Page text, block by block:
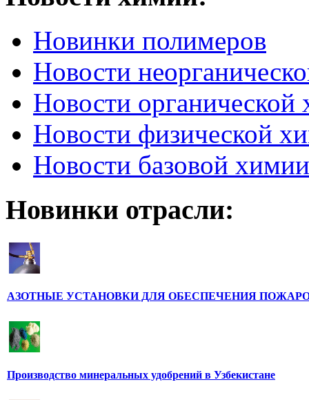
Новинки полимеров
Новости
Новости органической
Новости физической
Новости базовой химии
Новинки отрасли:
АЗОТНЫЕ УСТАНОВКИ ДЛЯ ОБЕСПЕЧЕНИЯ
Производство минеральных удобрений в Узбекистане